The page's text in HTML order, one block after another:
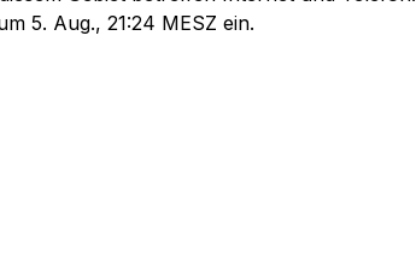
5. Aug., 21:24 MESZ ein.